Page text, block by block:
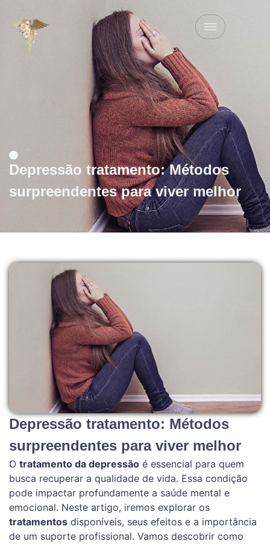
Depressão tratamento: Métodos
surpreendentes para viver melhor
Depressão tratamento: Métodos
surpreendentes para viver melhor
O tratamento da depressão é essencial para quem
busca recuperar a qualidade de vida. Essa condição
pode impactar profundamente a saúde mental e
emocional. Neste artigo, iremos explorar os
tratamentos disponíveis, seus efeitos e a importância
de um suporte profissional. Vamos descobrir como